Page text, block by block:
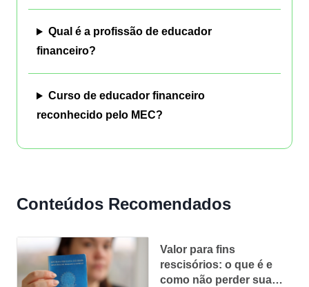
Qual é a profissão de educador
financeiro?
Curso de educador financeiro
reconhecido pelo MEC?
Conteúdos Recomendados
Valor para fins
rescisórios: o que é e
como não perder sua